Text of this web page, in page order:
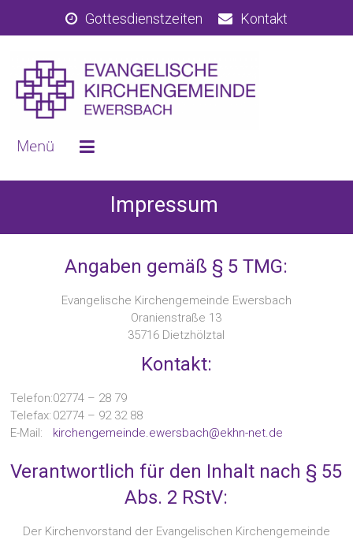
Gottesdienstzeiten Kontakt
Impressum
Angaben gemäß § 5 TMG:
Evangelische Kirchengemeinde Ewersbach
Oranienstraße 13
35716 Dietzhölztal
Kontakt:
Telefon:02774 – 28 79
Telefax: 02774 – 92 32 88
E-Mail:
kirchengemeinde.ewersbach@ekhn-net.de
Verantwortlich für den Inhalt nach § 55
Abs. 2 RStV:
Der Kirchenvorstand der Evangelischen Kirchengemeinde